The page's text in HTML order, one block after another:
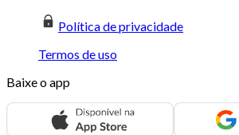
Política de privacidade
Termos de uso
Baixe o app